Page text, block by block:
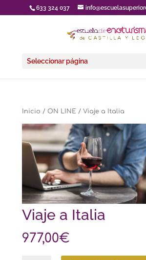
633 324 037
Seleccionar página
Inicio / ON LINE/ Viaje a Italia
Viaje a Italia
977,00€